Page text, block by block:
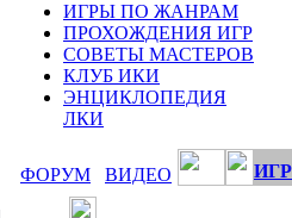
ИГРЫ ПО ЖАНРАМ
ПРОХОЖДЕНИЯ ИГР
СОВЕТЫ МАСТЕРОВ
КЛУБ ИКИ
ЭНЦИКЛОПЕДИЯ
ЛКИ
ФОРУМ ВИДЕО